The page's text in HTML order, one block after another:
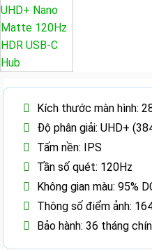
Kích thước màn hình:
Độ phân giải: UHD+
Tấm nền: IPS
Tần số quét: 120Hz
Không gian màu: 95%
Thông số điểm ảnh:
Bảo hành: 36 tháng